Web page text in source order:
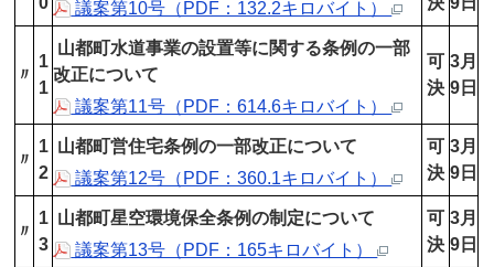
議案第10号（PDF：132.2キロバイト）
〃
1
1
山都町水道事業の設置等に関する条例の一部
改正について
議案第11号（PDF：614.6キロバイト）
可
決
3月
9日
〃
1
2
山都町営住宅条例の一部改正について
議案第12号（PDF：360.1キロバイト）
可
決
3月
9日
〃
1
3
山都町星空環境保全条例の制定について
議案第13号（PDF：165キロバイト）
可
決
3月
9日